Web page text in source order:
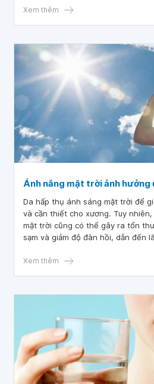
vẫn băn khoăn uống collagen có bị
Xem thêm
Ánh nắng mặt trời ảnh hưởng
Da hấp thụ ánh sáng mặt trời để
và cần thiết cho xương. Tuy
mặt trời cũng có thể gây ra tổn
sạm và giảm độ đàn hồi, dẫn đến
Xem thêm